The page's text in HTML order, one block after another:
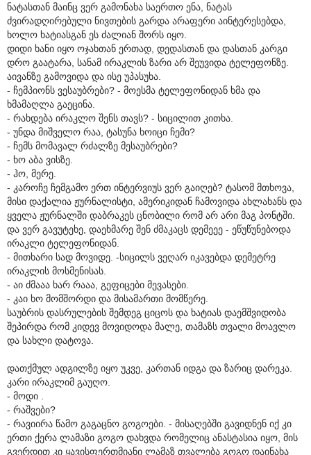
ნატასთან მაინც ვერ გამონახა საერთო ენა, ნატას
ძვირადღირებული ნივთების გარდა არაფერი აინტერესებდა,
ხოლო ხატიასგან ეს ძალიან შორს იყო.
დიდი ხანი იყო ოჯახთან ერთად, დედასთან და დასთან კარგი
დრო გაატარა, სანამ ირაკლის ზარი არ შეუვიდა ტელეფონზე.
აივანზე გამოვიდა და ისე უპასუხა.
- ჩემპიონს ვესაუბრები? - მოესმა ტელეფონიდან ხმა და
ხმამაღლა გაეცინა.
- რახდება ირაკლო შენს თავს? - სიცილით კითხა.
- უნდა მიშველო რაა, ტასუნა ხოიცი ჩემი?
- ჩემს მომავალ რძალზე მესაუბრები?
- ხო აბა ვისზე.
- ჰო, მერე.
- კაროჩე ჩემგამო ერთ ინტერვიუს ვერ გაიღებ? ტასომ მთხოვა,
მისი დაქალია ჟურნალისტი, ამერიკიდან ჩამოვიდა ახლახანს და
ყველა ჟურნალში დაბრაკეს ცნობილი რომ არ არი მაგ პონტში.
და ვერ გავუტეხე, დაეხმარე შენ ძმაკაცს დემეეე - ეწუწუნებოდა
ირაკლი ტელეფონიდან.
- მითხარი სად მოვიდე. -სიცილს ვეღარ იკავებდა დემეტრე
ირაკლის მოსმენისას.
- აი ძმააა ხარ რააა, გეფიცები მევასები.
- კაი ხო მომშორდი და მისამართი მომწერე.
საუბრის დასრულების შემდეგ ციცოს და ხატიას დაემშვიდობა
შეპირდა რომ კიდევ მოვიდოდა მალე, თამაზს თვალი მოავლო
და სახლი დატოვა.
დათქმულ ადგილზე იყო უკვე, კართან იდგა და ზარიც დარეკა.
კარი ირაკლიმ გაუღო.
- მოდი .
- რაშვები?
- რავიირა წამო გაგაცნო გოგოები. - მისაღებში გავიდნენ იქ კი
ერთი ქერა ლამაზი გოგო დახვდა რომელიც ანასტასია იყო, მის
გვერდით კი ყავისფერთმიანი ლამაზ თვალება გოგო დაინახა